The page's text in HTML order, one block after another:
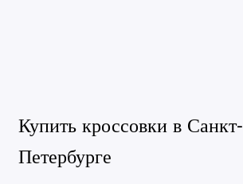
Купить кроссовки в Санкт-
Петербурге